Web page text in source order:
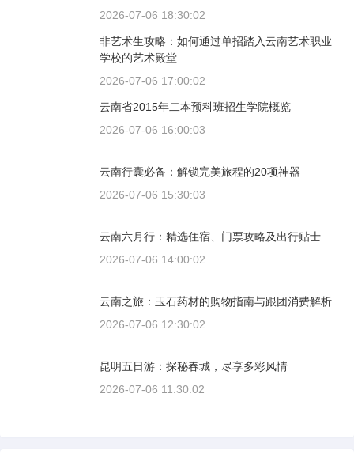
2026-07-06 18:30:02
非艺术生攻略：如何通过单招踏入云南艺术职业
学校的艺术殿堂
2026-07-06 17:00:02
云南省2015年二本预科班招生学院概览
2026-07-06 16:00:03
云南行囊必备：解锁完美旅程的20项神器
2026-07-06 15:30:03
云南六月行：精选住宿、门票攻略及出行贴士
2026-07-06 14:00:02
云南之旅：玉石药材的购物指南与跟团消费解析
2026-07-06 12:30:02
昆明五日游：探秘春城，尽享多彩风情
2026-07-06 11:30:02